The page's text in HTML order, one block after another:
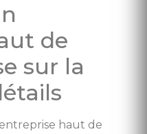
de
sur la
haut de